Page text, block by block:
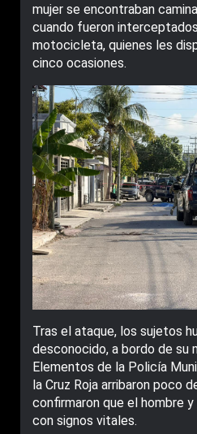
mujer se encontraban
cuando fueron
motocicleta, quienes les
cinco ocasiones.
Tras el ataque, los sujetos
desconocido, a bordo de su
Elementos de la Policía
la Cruz Roja arribaron poco
confirmaron que el hombre
con signos vitales.